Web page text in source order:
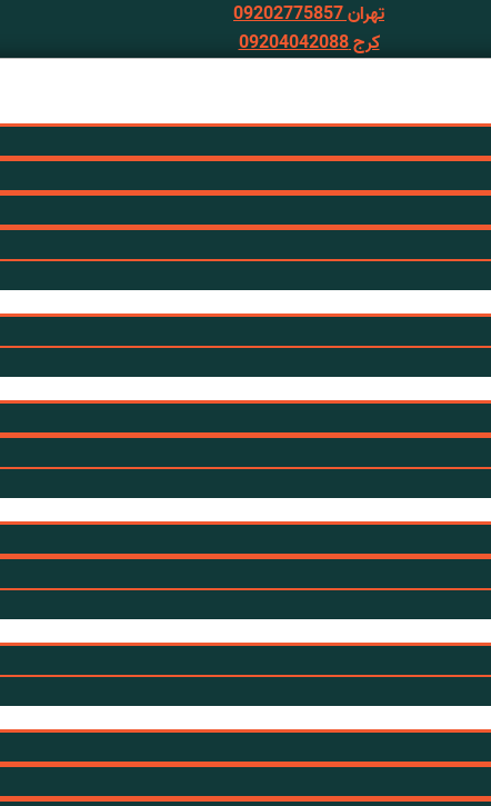
تهران 09202775857
کرج 09204042088